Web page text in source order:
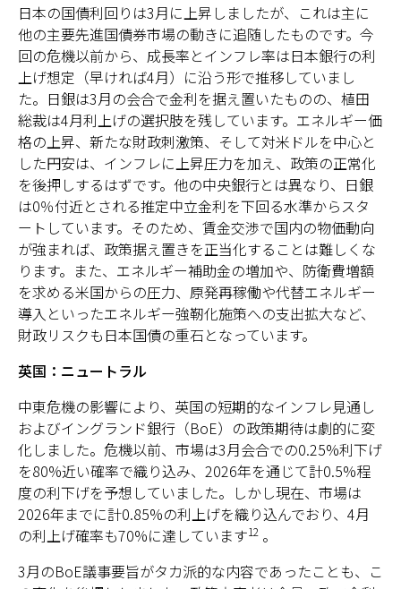
日本の国債利回りは3月に上昇しましたが、これは主に
他の主要先進国債券市場の動きに追随したものです。今
回の危機以前から、成長率とインフレ率は日本銀行の利
上げ想定（早ければ4月）に沿う形で推移していまし
た。日銀は3月の会合で金利を据え置いたものの、植田
総裁は4月利上げの選択肢を残しています。エネルギー価
格の上昇、新たな財政刺激策、そして対米ドルを中心と
した円安は、インフレに上昇圧力を加え、政策の正常化
を後押しするはずです。他の中央銀行とは異なり、日銀
は0％付近とされる推定中立金利を下回る水準からスタ
ートしています。そのため、賃金交渉で国内の物価動向
が強まれば、政策据え置きを正当化することは難しくな
ります。また、エネルギー補助金の増加や、防衛費増額
を求める米国からの圧力、原発再稼働や代替エネルギー
導入といったエネルギー強靭化施策への支出拡大など、
財政リスクも日本国債の重石となっています。
英国：ニュートラル
中東危機の影響により、英国の短期的なインフレ見通し
およびイングランド銀行（BoE）の政策期待は劇的に変
化しました。危機以前、市場は3月会合での0.25%利下げ
を80%近い確率で織り込み、2026年を通じて計0.5%程
度の利下げを予想していました。しかし現在、市場は
2026年までに計0.85%の利上げを織り込んでおり、4月
の利上げ確率も70%に達しています12 。
3月のBoE議事要旨がタカ派的な内容であったことも、こ